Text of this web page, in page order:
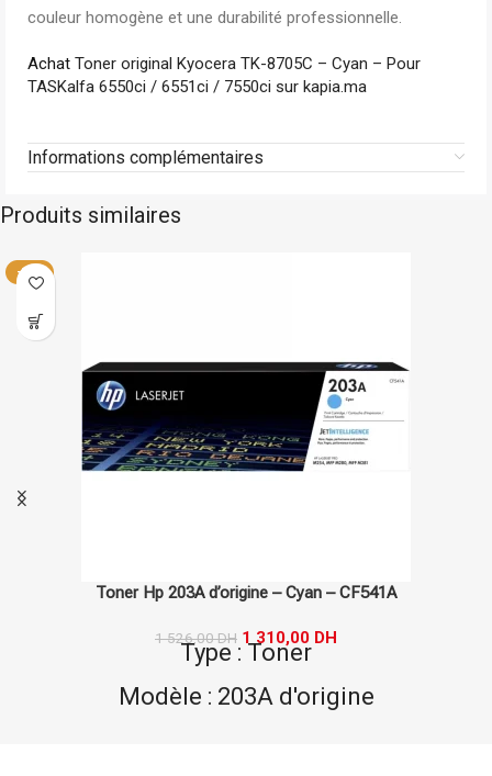
couleur homogène et une durabilité professionnelle.
Achat Toner original Kyocera TK-8705C – Cyan – Pour
TASKalfa 6550ci / 6551ci / 7550ci sur kapia.ma
Informations complémentaires
Produits similaires
-56%
Toner Canon 54 d’origine – Cyan – 3023C002AA
Canon
2 088,00DH 920,00 DH
Type : Toner
Modèle : 54 d'origine